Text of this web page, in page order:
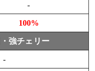
-
100%
強チェリー
-